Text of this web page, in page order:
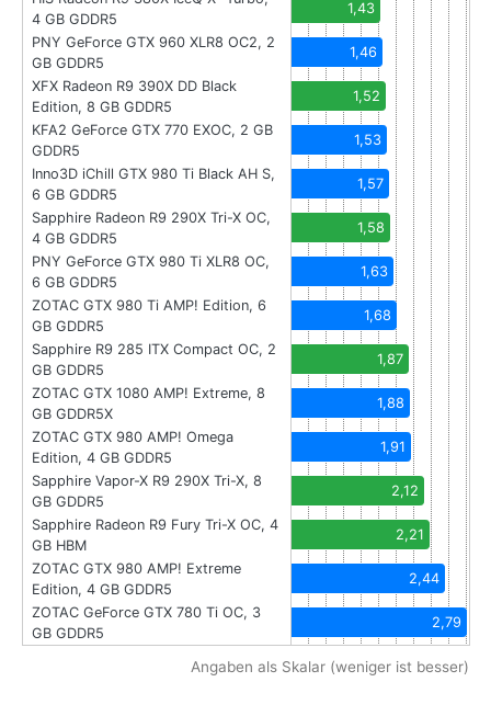
4 GB GDDR5
1,43
PNY GeForce GTX 960 XLR8 OC2, 2
GB GDDR5
1,46
XFX Radeon R9 390X DD Black
Edition, 8 GB GDDR5
1,52
KFA2 GeForce GTX 770 EXOC, 2 GB
GDDR5
1,53
Inno3D iChill GTX 980 Ti Black AH S,
6 GB GDDR5
1,57
Sapphire Radeon R9 290X Tri-X OC,
4 GB GDDR5
1,58
PNY GeForce GTX 980 Ti XLR8 OC,
6 GB GDDR5
1,63
ZOTAC GTX 980 Ti AMP! Edition, 6
GB GDDR5
1,68
Sapphire R9 285 ITX Compact OC, 2
GB GDDR5
1,87
ZOTAC GTX 1080 AMP! Extreme, 8
GB GDDR5X
1,88
ZOTAC GTX 980 AMP! Omega
Edition, 4 GB GDDR5
1,91
Sapphire Vapor-X R9 290X Tri-X, 8
GB GDDR5
2,12
Sapphire Radeon R9 Fury Tri-X OC, 4
GB HBM
2,21
ZOTAC GTX 980 AMP! Extreme
Edition, 4 GB GDDR5
2,44
ZOTAC GeForce GTX 780 Ti OC, 3
GB GDDR5
2,79
Angaben als Skalar (weniger ist besser)